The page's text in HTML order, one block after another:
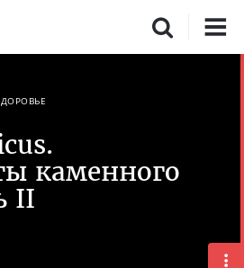
каменного
II